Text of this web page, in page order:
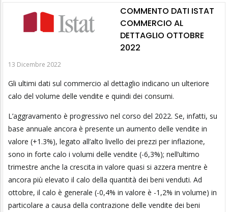
COMMENTO DATI ISTAT
COMMERCIO AL
DETTAGLIO OTTOBRE
2022
13 Dicembre 2022
Gli ultimi dati sul commercio al dettaglio indicano un ulteriore
calo del volume delle vendite e quindi dei consumi.
L’aggravamento è progressivo nel corso del 2022. Se, infatti, su
base annuale ancora è presente un aumento delle vendite in
valore (+1.3%), legato all’alto livello dei prezzi per inflazione,
sono in forte calo i volumi delle vendite (-6,3%); nell’ultimo
trimestre anche la crescita in valore quasi si azzera mentre è
ancora più elevato il calo della quantità dei beni venduti. Ad
ottobre, il calo è generale (-0,4% in valore è -1,2% in volume) in
particolare a causa della contrazione delle vendite dei beni